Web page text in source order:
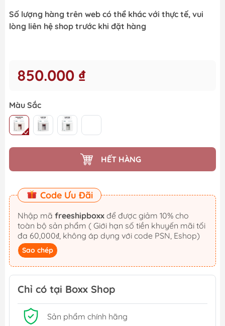
Số lượng hàng trên web có thể khác với thực tế, vui
lòng liên hệ shop trước khi đặt hàng
850.000 ₫
Màu Sắc
HẾT HÀNG
Code Ưu Đãi
Nhập mã freeshipboxx
toàn bộ sản phẩm ( Giới hạn số tiền khuyến mãi tối
đa 60,000₫, không áp dụng với code PSN, Eshop)
Sao chép
Chỉ có tại Boxx Shop
Sản phẩm chính hãng